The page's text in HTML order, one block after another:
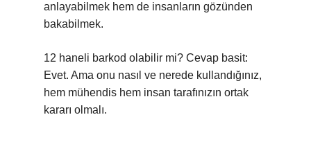
anlayabilmek hem de insanların gözünden
bakabilmek.
12 haneli barkod olabilir mi? Cevap basit:
Evet. Ama onu nasıl ve nerede kullandığınız,
hem mühendis hem insan tarafınızın ortak
kararı olmalı.